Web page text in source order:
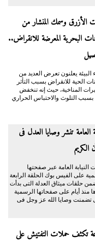
الأزرق وسمك المنشار من
البحرية المعرضة للانقراض..
البيئة يعلنون تعرض العديد من
الحية للانقراض بسبب التأثر
المناخية، حيث إنه تنخفض
في العالم بمعدل 69%، وذلك بسبب التلوث والاحتباس الحراري
العامة تنشر وصايا العدل فى
الكريم
العامة عبر صفحتها
على الفيس بوك الحلقة الرابعة
حلقات ميثاق العدلة التى بدأت
منذ أيام على صفحاتها الرسمية
تضمنت وصايا الله عز وجل فى
تكثف حملات التفتيش على